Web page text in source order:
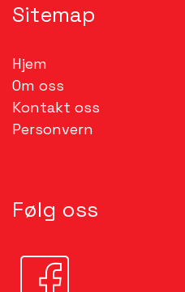
Sitemap
Hjem
Om oss
Kontakt oss
Personvern
Følg oss